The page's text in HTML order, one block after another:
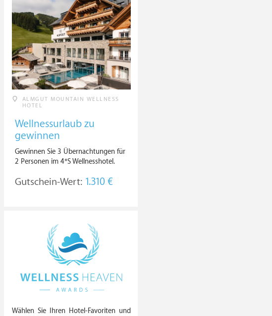
ALMGUT MOUNTAIN WELLNESS
HOTEL
Wellnessurlaub zu
gewinnen
Gewinnen Sie 3 Übernachtungen für
2 Personen im 4*S Wellnesshotel.
Gutschein-Wert: 1.310 €
Wählen Sie Ihren Hotel-Favoriten und